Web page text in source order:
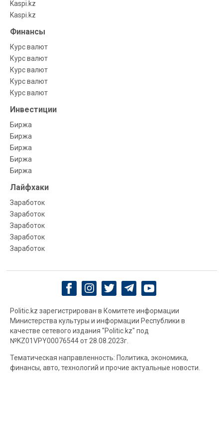
Kaspi.kz
Kaspi.kz
Финансы
Курс валют
Курс валют
Курс валют
Курс валют
Курс валют
Инвестиции
Биржа
Биржа
Биржа
Биржа
Биржа
Лайфхаки
Заработок
Заработок
Заработок
Заработок
Заработок
Politic.kz зарегистрирован в Комитете информации
Министерства культуры и информации Республики в
качестве сетевого издания "Politic.kz" под
№KZ01VPY00076544 от 28.08.2023г.
Тематическая направленность: Политика, экономика,
финансы, авто, технологий и прочие актуальные новости.